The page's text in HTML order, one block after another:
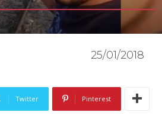
25/01/2018
Twitter Pinterest